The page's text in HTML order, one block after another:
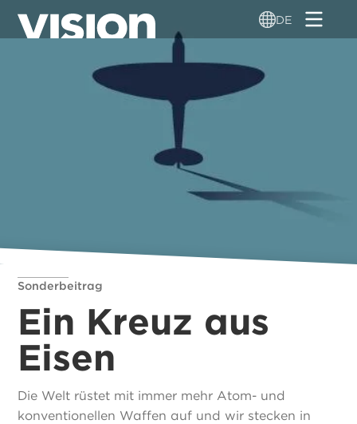
Direkt
zum
DE
Sonderbeitrag
Ein Kreuz aus
Eisen
Die Welt rüstet mit immer mehr Atom- und
konventionellen Waffen auf und wir stecken in